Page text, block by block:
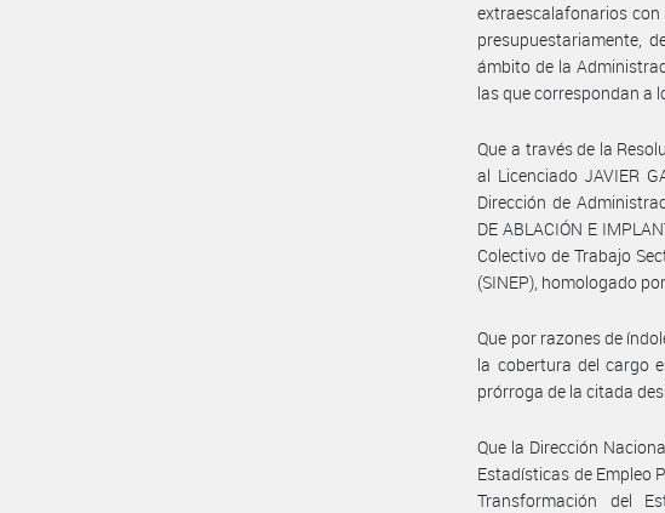
extraescalafonarios con
presupuestariamente,
ámbito de la
las que correspondan a
Que a través de la
al Licenciado JAVIER
Dirección de
DE ABLACIÓN E
Colectivo de Trabajo
(SINEP), homologado
Que por razones de
la cobertura del cargo
prórroga de la citada
Que la Dirección
Estadísticas de Empleo
Transformación del